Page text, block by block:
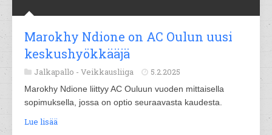
Marokhy Ndione on AC Oulun uusi
keskushyökkääjä
Jalkapallo - Veikkausliiga 5.2.2025
Marokhy Ndione liittyy AC Ouluun vuoden mittaisella
sopimuksella, jossa on optio seuraavasta kaudesta.
Lue lisää